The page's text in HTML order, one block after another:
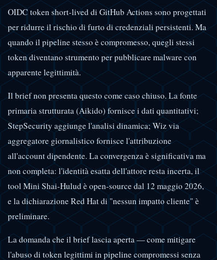
OIDC token short-lived di GitHub Actions sono progettati
per ridurre il rischio di furto di credenziali persistenti. Ma
quando il pipeline stesso è compromesso, quegli stessi
token diventano strumento per pubblicare malware con
apparente legittimità.
Il brief non presenta questo come caso chiuso. La fonte
primaria strutturata (Aikido) fornisce i dati quantitativi;
StepSecurity aggiunge l'analisi dinamica; Wiz via
aggregatore giornalistico fornisce l'attribuzione
all'account dipendente. La convergenza è significativa ma
non completa: l'identità esatta dell'attore resta incerta, il
tool Mini Shai-Hulud è open-source dal 12 maggio 2026,
e la dichiarazione Red Hat di "nessun impatto cliente" è
preliminare.
La domanda che il brief lascia aperta — come mitigare
l'abuso di token legittimi in pipeline compromessi senza